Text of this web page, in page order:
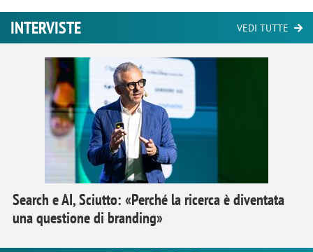
INTERVISTE VEDI TUTTE
Search e AI, Sciutto: «Perché la ricerca è diventata
una questione di branding»